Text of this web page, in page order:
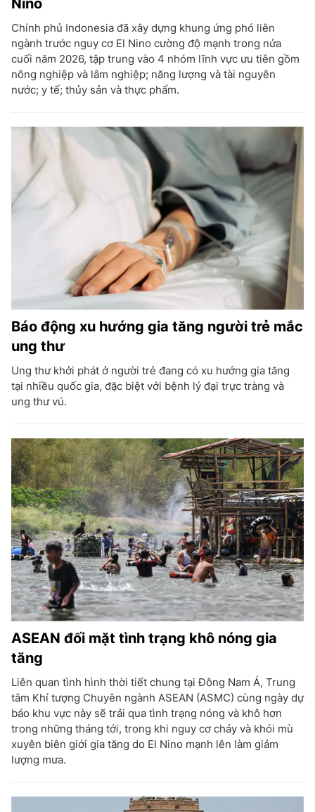
Nino
Chính phủ Indonesia đã xây dựng khung ứng phó liên
ngành trước nguy cơ El Nino cường độ mạnh trong nửa
cuối năm 2026, tập trung vào 4 nhóm lĩnh vực ưu tiên gồm
nông nghiệp và lâm nghiệp; năng lượng và tài nguyên
nước; y tế; thủy sản và thực phẩm.
Báo động xu hướng gia tăng người trẻ mắc
ung thư
Ung thư khởi phát ở người trẻ đang có xu hướng gia tăng
tại nhiều quốc gia, đặc biệt với bệnh lý đại trực tràng và
ung thư vú.
ASEAN đối mặt tình trạng khô nóng gia
tăng
Liên quan tình hình thời tiết chung tại Đông Nam Á, Trung
tâm Khí tượng Chuyên ngành ASEAN (ASMC) cùng ngày dự
báo khu vực này sẽ trải qua tình trạng nóng và khô hơn
trong những tháng tới, trong khi nguy cơ cháy và khói mù
xuyên biên giới gia tăng do El Nino mạnh lên làm giảm
lượng mưa.